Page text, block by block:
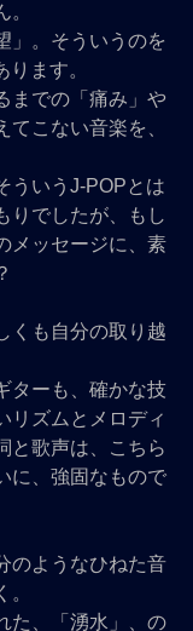
」。そういうのを
ます。
までの「痛み」や
てこない音楽を、
ういうJ-POPとは
りでしたが、もし
メッセージに、素
くも自分の取り越
ターも、確かな技
リズムとメロディ
と歌声は、こちら
に、強固なもので
のようなひねた音
た、「湧水」、の